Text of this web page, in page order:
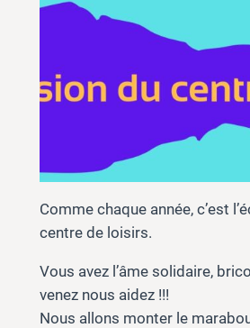
Comme chaque année, c’est
centre de loisirs.
Vous avez l’âme solidaire,
venez nous aidez !!!
Nous allons monter le